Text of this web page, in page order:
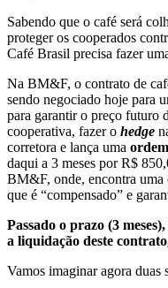
Sabendo que o café será
proteger os cooperados
Café Brasil precisa fazer
Na BM&F, o contrato de
sendo negociado hoje para
para garantir o preço futuro
cooperativa, fazer o hedge
corretora e lança uma
daqui a 3 meses por R$
BM&F, onde, encontra uma
que é “compensado” e
Passado o prazo (3
a liquidação deste
Vamos imaginar agora duas